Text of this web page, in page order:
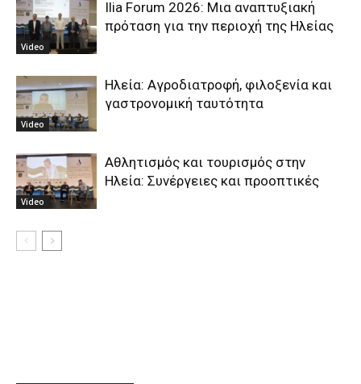
Video
Ilia Forum 2026: Μια αναπτυξιακή
πρόταση για την περιοχή της Ηλείας
Video
Ηλεία: Αγροδιατροφή, φιλοξενία και
γαστρονομική ταυτότητα
Video
Αθλητισμός και τουρισμός στην
Ηλεία: Συνέργειες και προοπτικές